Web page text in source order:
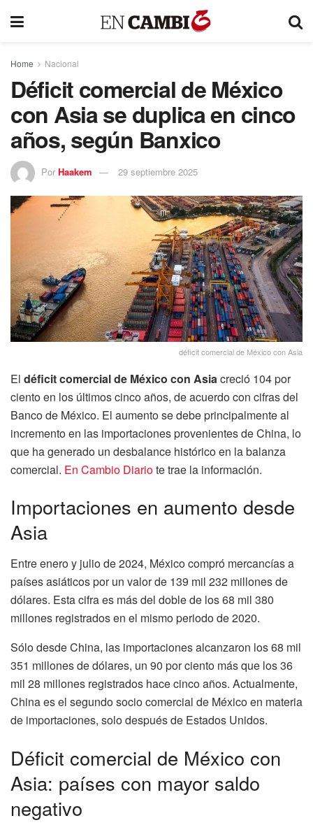
Home Nacional
Déficit comercial de México
con Asia se duplica en cinco
años, según Banxico
Por Haakem 29 septiembre 2025
déficit comercial de México con Asia
El déficit comercial de México con Asiacreció 104 por
ciento en los últimos cinco años, de acuerdo con cifras del
Banco de México. El aumento se debe principalmente al
incremento en las importaciones provenientes de China, lo
que ha generado un desbalance histórico en la balanza
comercial. En Cambio Diariote trae la información.
Importaciones en aumento desde
Asia
Entre enero y julio de 2024, México compró mercancías a
países asiáticos por un valor de 139 mil 232 millones de
dólares. Esta cifra es más del doble de los 68 mil 380
millones registrados en el mismo periodo de 2020.
Sólo desde China, las importaciones alcanzaron los 68 mil
351 millones de dólares, un 90 por ciento más que los 36
mil 28 millones registrados hace cinco años. Actualmente,
China es el segundo socio comercial de México en materia
de importaciones, solo después de Estados Unidos.
Déficit comercial de México con
Asia: países con mayor saldo
negativo